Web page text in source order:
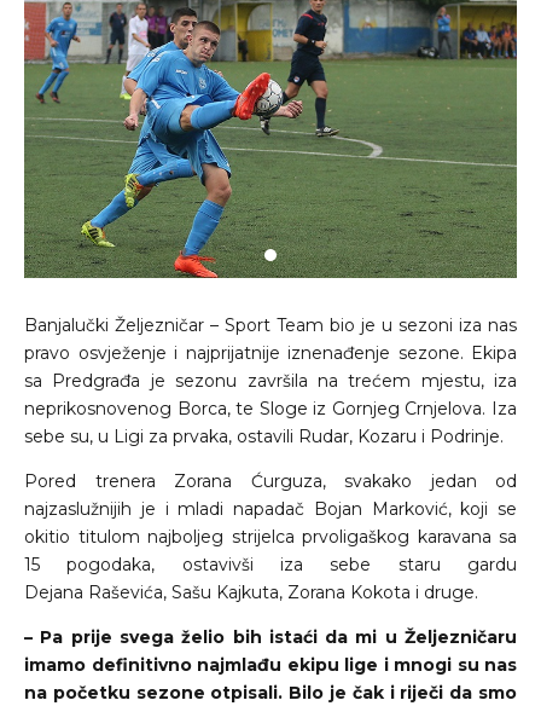
Banjalučki Željezničar – Sport Team bio je u sezoni iza nas
pravo osvježenje i najprijatnije iznenađenje sezone. Ekipa
sa Predgrađa je sezonu završila na trećem mjestu, iza
neprikosnovenog Borca, te Sloge iz Gornjeg Crnjelova. Iza
sebe su, u Ligi za prvaka, ostavili Rudar, Kozaru i Podrinje.
Pored trenera Zorana Ćurguza, svakako jedan od
najzaslužnijih je i mladi napadač Bojan Marković, koji se
okitio titulom najboljeg strijelca prvoligaškog karavana sa
15 pogodaka, ostavivši iza sebe staru gardu
Dejana Raševića, Sašu Kajkuta, Zorana Kokota i druge.
– Pa prije svega želio bih istaći da mi u Željezničaru
imamo definitivno najmlađu ekipu lige i mnogi su nas
na početku sezone otpisali. Bilo je čak i riječi da smo